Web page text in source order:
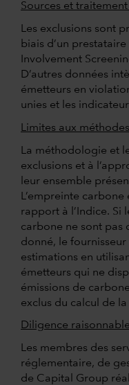
Sources et
Les exclusions sont
biais d’un prestataire
Involvement
D’autres données
émetteurs en
unies et les
Limites aux
La méthodologie et
exclusions et à
leur ensemble
L’empreinte
rapport à l’Indice. Si
carbone ne sont pas
donné, le
estimations en
émetteurs qui ne
émissions de
exclus du calcul de la
Diligence raisonnable
Les membres des
réglementaire, de
de Capital Group